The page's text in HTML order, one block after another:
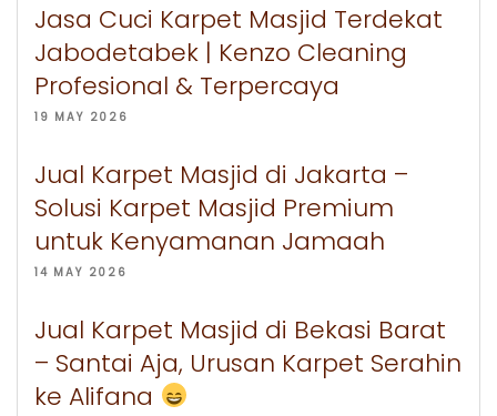
Jasa Cuci Karpet Masjid Terdekat
Jabodetabek | Kenzo Cleaning
Profesional & Terpercaya
19 MAY 2026
Jual Karpet Masjid di Jakarta –
Solusi Karpet Masjid Premium
untuk Kenyamanan Jamaah
14 MAY 2026
Jual Karpet Masjid di Bekasi Barat
– Santai Aja, Urusan Karpet Serahin
ke Alifana